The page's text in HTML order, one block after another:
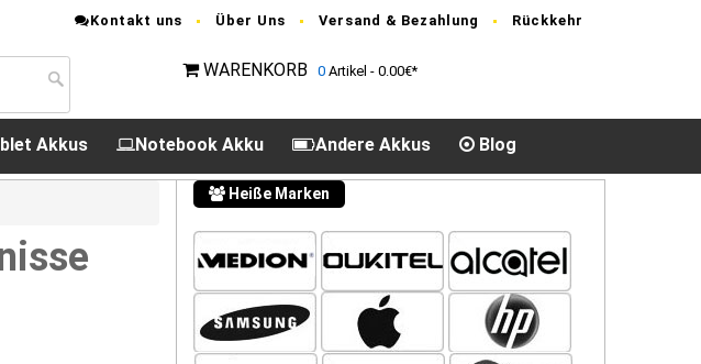
Kontakt uns Über Uns Versand & Bezahlung Rückkehr
WARENKORB 0 Artikel - 0.00€*
Akkus Notebook Akku Andere Akkus Blog
Heiße Marken